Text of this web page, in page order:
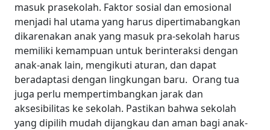
masuk prasekolah. Faktor sosial dan emosional
menjadi hal utama yang harus dipertimabangkan
dikarenakan anak yang masuk pra-sekolah harus
memiliki kemampuan untuk berinteraksi dengan
anak-anak lain, mengikuti aturan, dan dapat
beradaptasi dengan lingkungan baru. Orang tua
juga perlu mempertimbangkan jarak dan
aksesibilitas ke sekolah. Pastikan bahwa sekolah
yang dipilih mudah dijangkau dan aman bagi anak-